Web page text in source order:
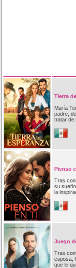
Tierra
María
padre,
tratar de
Pienso
Tras
su
la
Juego
Tras
esposa,
que le